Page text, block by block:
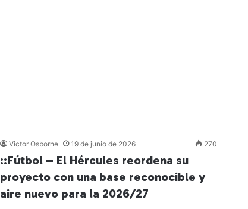
Victor Osborne 19 de junio de 2026 270
::Fútbol – El Hércules reordena su
proyecto con una base reconocible y
aire nuevo para la 2026/27